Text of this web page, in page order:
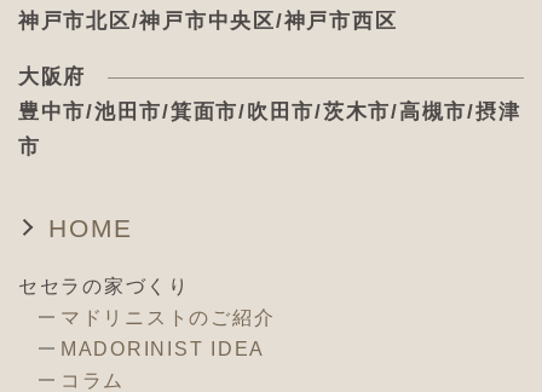
神戸市北区/神戸市中央区/神戸市西区
大阪府
豊中市/池田市/箕面市/吹田市/茨木市/高槻市/摂津
市
HOME
セセラの家づくり
マドリニストのご紹介
MADORINIST IDEA
コラム